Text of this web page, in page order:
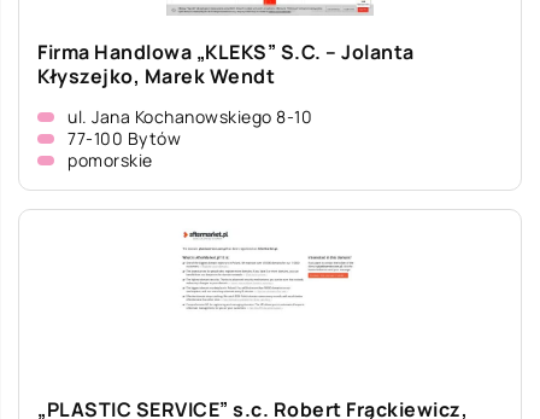
Firma Handlowa „KLEKS” S.C. – Jolanta
Kłyszejko, Marek Wendt
ul. Jana Kochanowskiego 8-10
77-100 Bytów
pomorskie
„PLASTIC SERVICE” s.c. Robert Frąckiewicz,